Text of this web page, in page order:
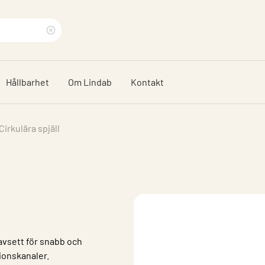
sökfras
Hållbarhet Om Lindab Kontakt
Cirkulära spjäll
för snabb och